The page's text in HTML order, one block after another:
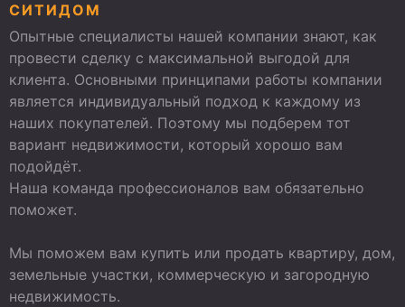
СИТИДОМ
Опытные специалисты нашей компании знают, как
провести сделку с максимальной выгодой для
клиента. Основными принципами работы компании
является индивидуальный подход к каждому из
наших покупателей. Поэтому мы подберем тот
вариант недвижимости, который хорошо вам
подойдёт.
Наша команда профессионалов вам обязательно
поможет.
Мы поможем вам купить или продать квартиру, дом,
земельные участки, коммерческую и загородную
недвижимость.